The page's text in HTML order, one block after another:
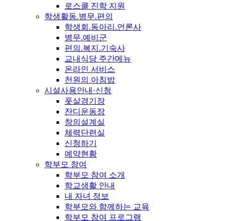
로스쿨 진학 지원
학생활동.병무.편의
학생회.동아리.언론사
병무.예비군
편의.복지.기숙사
교내식당 주간메뉴
온라인 서비스
천원의 아침밥
시설사용안내·신청
풋살경기장
잔디운동장
창의설계실
체력단련실
신청하기
예약현황
학부모 참여
학부모 참여 소개
학교생활 안내
내 자녀 정보
학부모와 함께하는 교육
학부모 참여 프로그램